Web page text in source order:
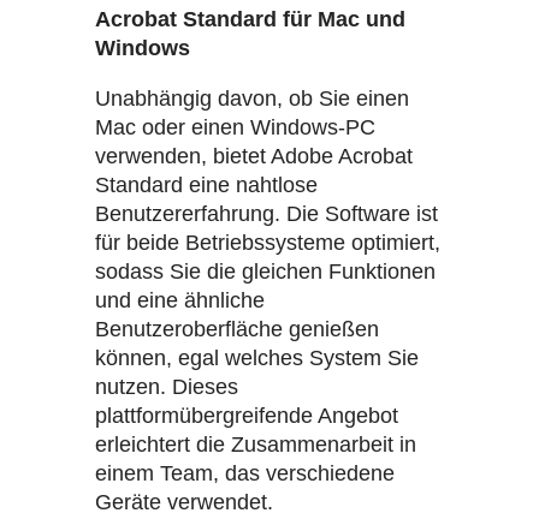
Acrobat Standard für Mac und
Windows
Unabhängig davon, ob Sie einen
Mac oder einen Windows-PC
verwenden, bietet Adobe Acrobat
Standard eine nahtlose
Benutzererfahrung. Die Software ist
für beide Betriebssysteme optimiert,
sodass Sie die gleichen Funktionen
und eine ähnliche
Benutzeroberfläche genießen
können, egal welches System Sie
nutzen. Dieses
plattformübergreifende Angebot
erleichtert die Zusammenarbeit in
einem Team, das verschiedene
Geräte verwendet.